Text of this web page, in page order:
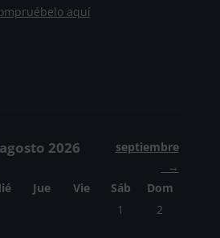
aquí
agosto 2026
septiembre
→
Jueves
Jue Viernes
Vie Sábado
Sáb Domingo
Dom
Sin eventos,
1 Sin
2